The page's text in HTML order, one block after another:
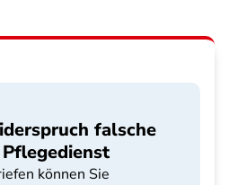
falsche
können Sie